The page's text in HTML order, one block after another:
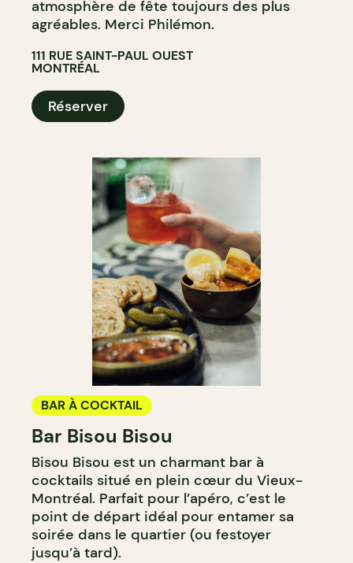
atmosphère de fête toujours des plus
agréables. Merci Philémon.
111 RUE SAINT-PAUL OUEST
MONTRÉAL
Réserver
BAR À COCKTAIL
Bar Bisou Bisou
Bisou Bisou est un charmant bar à
cocktails situé en plein cœur du Vieux-
Montréal. Parfait pour l’apéro, c’est le
point de départ idéal pour entamer sa
soirée dans le quartier (ou festoyer
jusqu’à tard).